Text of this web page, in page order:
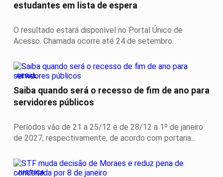
estudantes em lista de espera
O resultado estará disponível no Portal Único de
Acesso. Chamada ocorre até 24 de setembro.
GERAL
Saiba quando será o recesso de fim de ano para
servidores públicos
Períodos vão de 21 a 25/12 e de 28/12 a 1º de janeiro
de 2027, respectivamente, de acordo com portaria...
JUSTIÇA